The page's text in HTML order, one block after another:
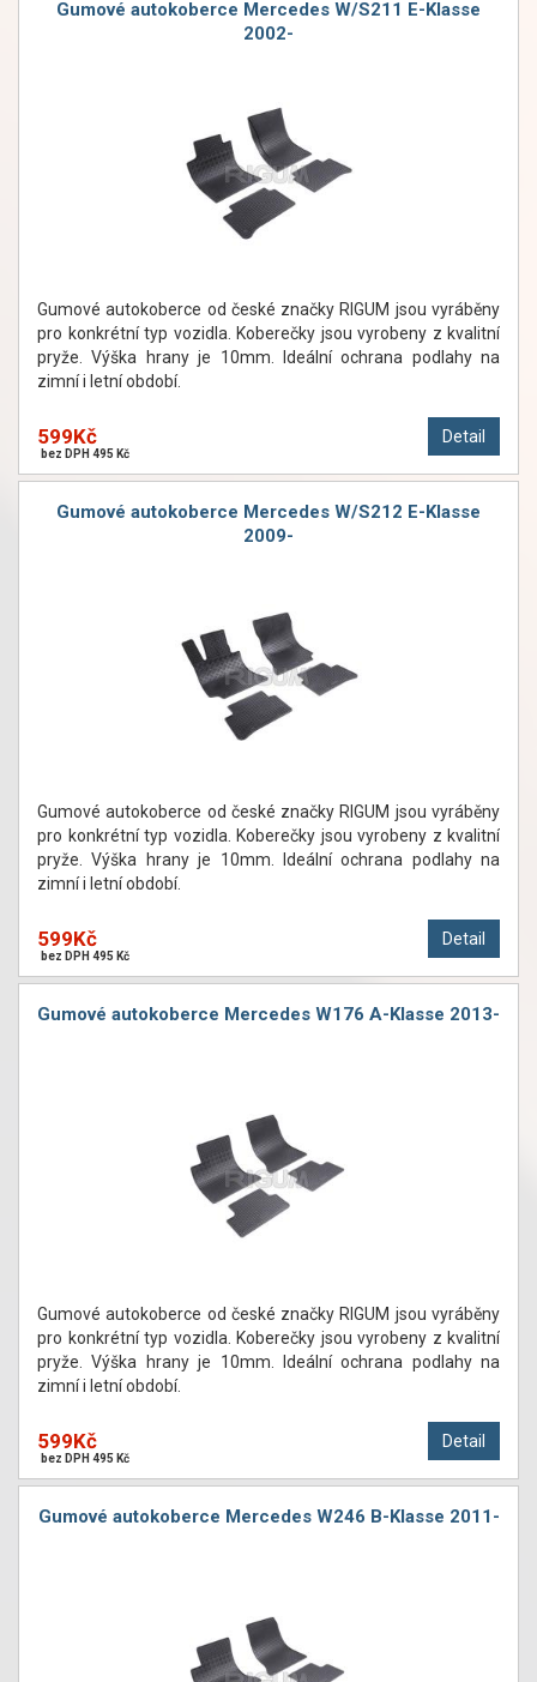
Gumové autokoberce Mercedes W/S211 E-Klasse
2002-
Gumové autokoberce od české značky RIGUM jsou vyráběny
pro konkrétní typ vozidla. Koberečky jsou vyrobeny z kvalitní
pryže. Výška hrany je 10mm. Ideální ochrana podlahy na
zimní i letní období.
Detail
599Kč
bez DPH 495 Kč
Gumové autokoberce Mercedes W/S212 E-Klasse
2009-
Gumové autokoberce od české značky RIGUM jsou vyráběny
pro konkrétní typ vozidla. Koberečky jsou vyrobeny z kvalitní
pryže. Výška hrany je 10mm. Ideální ochrana podlahy na
zimní i letní období.
Detail
599Kč
bez DPH 495 Kč
Gumové autokoberce Mercedes W176 A-Klasse 2013-
Gumové autokoberce od české značky RIGUM jsou vyráběny
pro konkrétní typ vozidla. Koberečky jsou vyrobeny z kvalitní
pryže. Výška hrany je 10mm. Ideální ochrana podlahy na
zimní i letní období.
Detail
599Kč
bez DPH 495 Kč
Gumové autokoberce Mercedes W246 B-Klasse 2011-